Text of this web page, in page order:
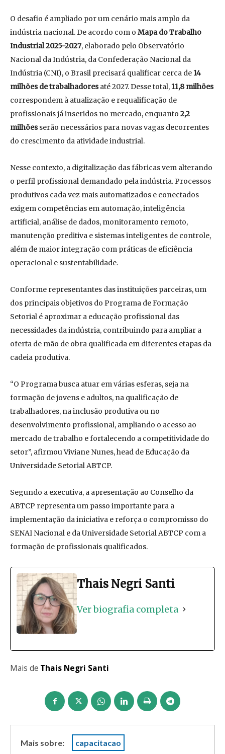
O desafio é ampliado por um cenário mais amplo da
indústria nacional. De acordo com o Mapa do Trabalho
Industrial 2025-2027, elaborado pelo Observatório
Nacional da Indústria, da Confederação Nacional da
Indústria (CNI), o Brasil precisará qualificar cerca de 14
milhões de trabalhadoresaté 2027. Desse total, 11,8 milhões
correspondem à atualização e requalificação de
profissionais já inseridos no mercado, enquanto 2,2
milhõesserão necessários para novas vagas decorrentes
do crescimento da atividade industrial.
Nesse contexto, a digitalização das fábricas vem alterando
o perfil profissional demandado pela indústria. Processos
produtivos cada vez mais automatizados e conectados
exigem competências em automação, inteligência
artificial, análise de dados, monitoramento remoto,
manutenção preditiva e sistemas inteligentes de controle,
além de maior integração com práticas de eficiência
operacional e sustentabilidade.
Conforme representantes das instituições parceiras, um
dos principais objetivos do Programa de Formação
Setorial é aproximar a educação profissional das
necessidades da indústria, contribuindo para ampliar a
oferta de mão de obra qualificada em diferentes etapas da
cadeia produtiva.
“O Programa busca atuar em várias esferas, seja na
formação de jovens e adultos, na qualificação de
trabalhadores, na inclusão produtiva ou no
desenvolvimento profissional, ampliando o acesso ao
mercado de trabalho e fortalecendo a competitividade do
setor”, afirmou Viviane Nunes, head de Educação da
Universidade Setorial ABTCP.
Segundo a executiva, a apresentação ao Conselho da
ABTCP representa um passo importante para a
implementação da iniciativa e reforça o compromisso do
SENAI Nacional e da Universidade Setorial ABTCP com a
formação de profissionais qualificados.
Thais Negri Santi
Ver biografia completa
Mais de Thais Negri Santi
Mais sobre: capacitacao